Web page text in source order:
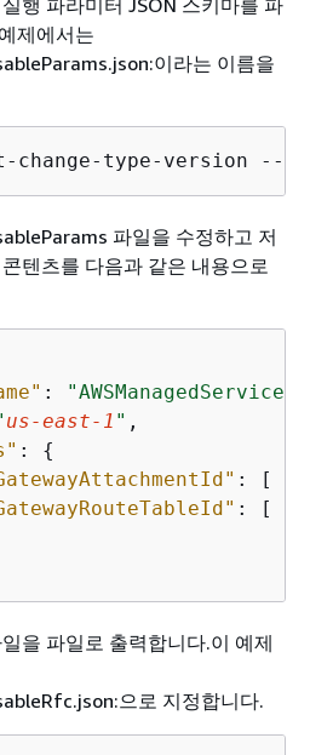
제에서는
이라는 이름을
change-type-version --
파일을 수정하고 저
텐츠를 다음과 같은 내용으로
:
us-east-1 " ,
: {
: [
: [
을 파일로 출력합니다.이 예제
으로 지정합니다.